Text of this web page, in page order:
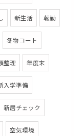
新生活 転勤
冬物コート
整理 年度末
入学準備
新居チェック
空気環境